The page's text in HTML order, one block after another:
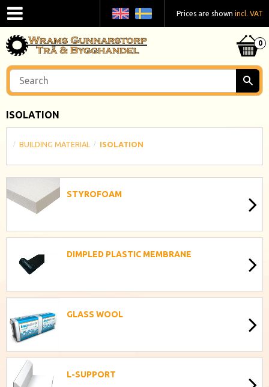
Prices are shown incl. VAT
ISOLATION
BUILDING MATERIAL ISOLATION
STYROFOAM
DIMPLED PLASTIC MEMBRANE
GLASS WOOL
L-SUPPORT